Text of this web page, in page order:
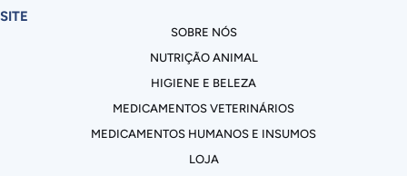
SITE
SOBRE NÓS
NUTRIÇÃO ANIMAL
HIGIENE E BELEZA
MEDICAMENTOS VETERINÁRIOS
MEDICAMENTOS HUMANOS E INSUMOS
LOJA